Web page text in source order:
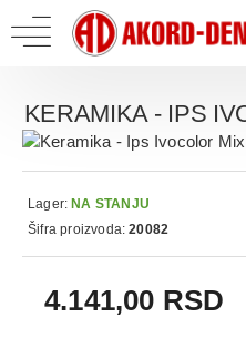
KERAMIKA - IPS
4.141,00 RSD
Lager: NA STANJU
Šifra proizvoda: 20082